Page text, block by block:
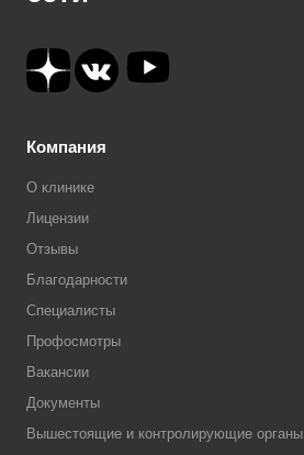
Компания
О клинике
Лицензии
Отзывы
Благодарности
Специалисты
Профосмотры
Вакансии
Документы
Вышестоящие и контролирующие органы